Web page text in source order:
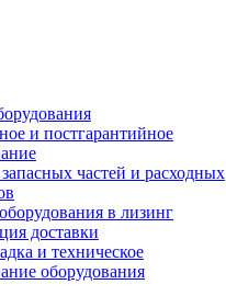
и постгарантийное
частей и расходных
в лизинг
доставки
и техническое
оборудования